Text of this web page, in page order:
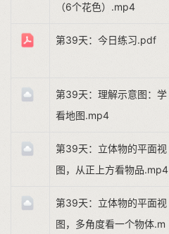
（6个花色）.mp4
第39天：今日练习.pdf
第39天：理解示意图：学
看地图.mp4
第39天：立体物的平面视
图，从正上方看物品.mp4
第39天：立体物的平面视
图，多角度看一个物体.m